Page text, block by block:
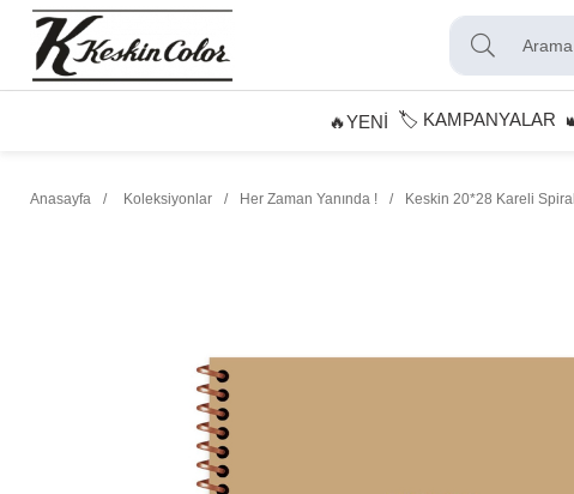
🔥YENİ 🏷️ KAMPANYALAR
Anasayfa Koleksiyonlar Her Zaman Yanında ! Keskin 20*28 Kareli